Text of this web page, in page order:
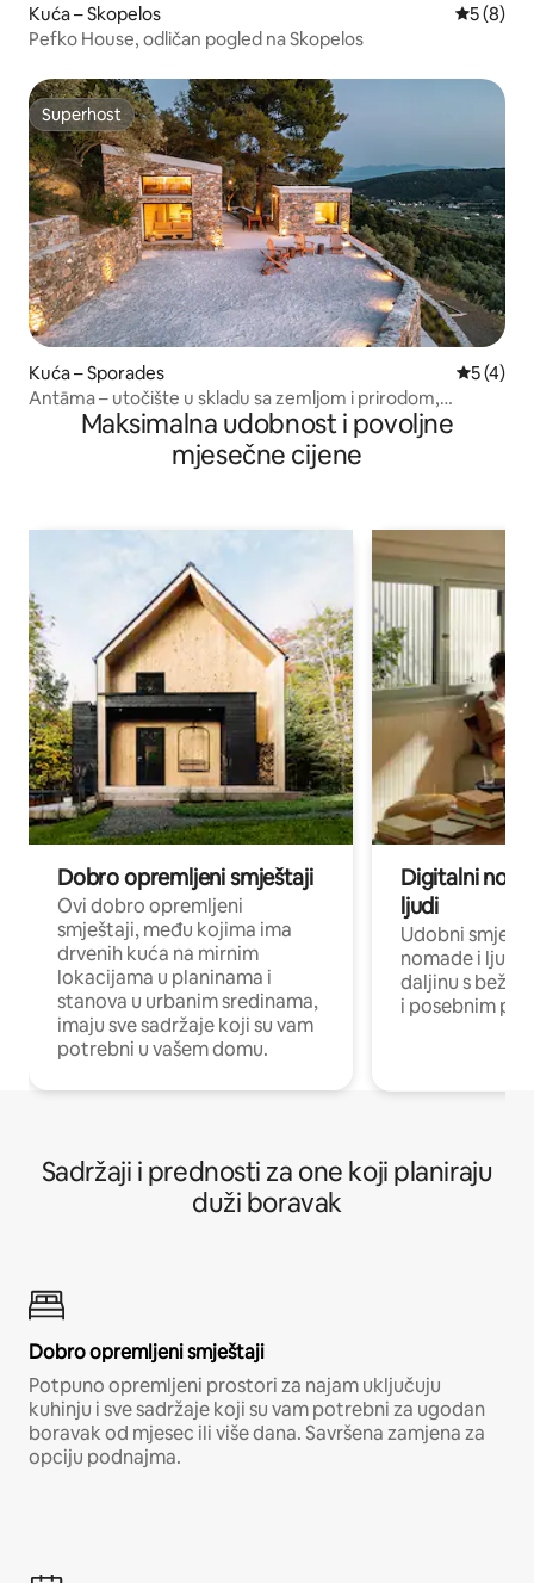
Kuća – Skopelos
5 (8)
Pefko House, odličan pogled na Skopelos
Superhost
Superhost
Kuća – Sporades
5 (4)
Antāma – utočište u skladu sa zemljom i prirodom,
SkopelosMaksimalna udobnost i povoljne
mjesečne cijene
Dobro opremljeni smještaji
Ovi dobro opremljeni
smještaji, među kojima ima
drvenih kuća na mirnim
lokacijama u planinama i
stanova u urbanim sredinama,
imaju sve sadržaje koji su vam
potrebni u vašem domu.
Digitalni
ljudi
Udobni
nomade i ljude
daljinu s
i posebnim
Sadržaji i prednosti za one koji planiraju
duži boravak
Dobro opremljeni smještaji
Potpuno opremljeni prostori za najam uključuju
kuhinju i sve sadržaje koji su vam potrebni za ugodan
boravak od mjesec ili više dana. Savršena zamjena za
opciju podnajma.